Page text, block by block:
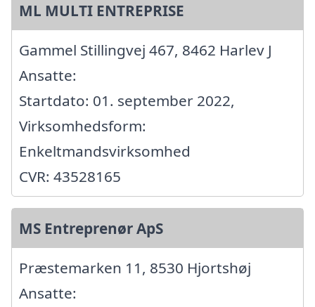
ML MULTI ENTREPRISE
Gammel Stillingvej 467, 8462 Harlev J
Ansatte:
Startdato: 01. september 2022,
Virksomhedsform:
Enkeltmandsvirksomhed
CVR: 43528165
MS Entreprenør ApS
Præstemarken 11, 8530 Hjortshøj
Ansatte: